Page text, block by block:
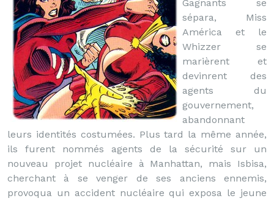
Gagnants se
sépara, Miss
América et le
Whizzer se
marièrent et
devinrent des
agents du
gouvernement,
abandonnant
leurs identités costumées. Plus tard la même année,
ils furent nommés agents de la sécurité sur un
nouveau projet nucléaire à Manhattan, mais Isbisa,
cherchant à se venger de ses anciens ennemis,
provoqua un accident nucléaire qui exposa le jeune